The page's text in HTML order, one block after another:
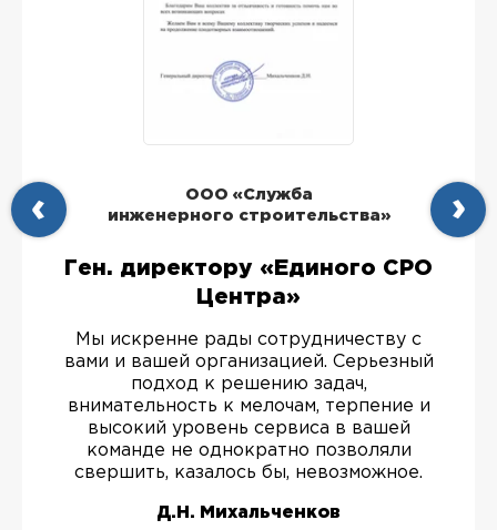
ООО «Служба
инженерного строительства»
Ген. директору «Единого СРО
Центра»
Мы искренне рады сотрудничеству с
вами и вашей организацией. Серьезный
подход к решению задач,
внимательность к мелочам, терпение и
высокий уровень сервиса в вашей
команде не однократно позволяли
свершить, казалось бы, невозможное.
Д.Н. Михальченков